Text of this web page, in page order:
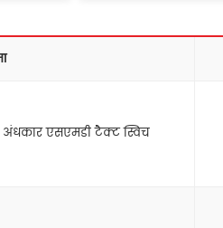
अंधकार एसएमडी टैक्ट स्विच